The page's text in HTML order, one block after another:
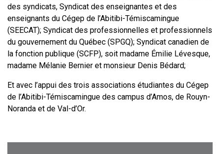
des syndicats, Syndicat des enseignantes et des
enseignants du Cégep de l’Abitibi-Témiscamingue
(SEECAT); Syndicat des professionnelles et professionnels
du gouvernement du Québec (SPGQ); Syndicat canadien de
la fonction publique (SCFP), soit madame Émilie Lévesque,
madame Mélanie Bernier et monsieur Denis Bédard;
Et avec l’appui des trois associations étudiantes du Cégep
de l’Abitibi-Témiscamingue des campus d’Amos, de Rouyn-
Noranda et de Val-d’Or.